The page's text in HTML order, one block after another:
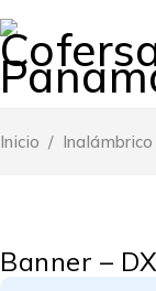
Inicio /
Banner –